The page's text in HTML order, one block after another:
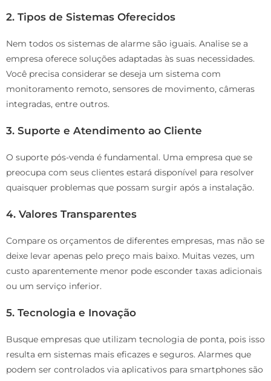
2. Tipos de Sistemas Oferecidos
Nem todos os sistemas de alarme são iguais. Analise se a
empresa oferece soluções adaptadas às suas necessidades.
Você precisa considerar se deseja um sistema com
monitoramento remoto, sensores de movimento, câmeras
integradas, entre outros.
3. Suporte e Atendimento ao Cliente
O suporte pós-venda é fundamental. Uma empresa que se
preocupa com seus clientes estará disponível para resolver
quaisquer problemas que possam surgir após a instalação.
4. Valores Transparentes
Compare os orçamentos de diferentes empresas, mas não se
deixe levar apenas pelo preço mais baixo. Muitas vezes, um
custo aparentemente menor pode esconder taxas adicionais
ou um serviço inferior.
5. Tecnologia e Inovação
Busque empresas que utilizam tecnologia de ponta, pois isso
resulta em sistemas mais eficazes e seguros. Alarmes que
podem ser controlados via aplicativos para smartphones são